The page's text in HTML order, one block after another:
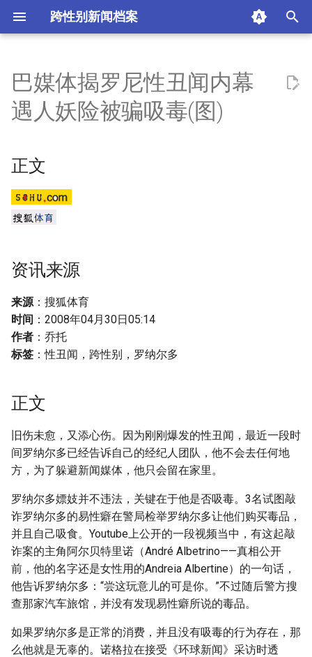
跨性别新闻档案
n
t
a
i
i
n
g
s
a
c
h
正文
正文
精彩图片
摘要与附加信息
附加信息 [Processed Page
Metadata]
巴媒体揭罗尼性丑闻内幕
遇人妖险被骗吸毒(图)
正文
资讯来源
来源：搜狐体育
时间 ：2008年04月30日05:14
作者 ：乔托
标签 ：性丑闻，跨性别，罗纳尔多
正文
旧伤未愈，又添心伤。因为刚刚爆发的性丑闻，最近一段时
间罗纳尔多已经告诉自己的经纪人团队，他不会去任何地
方，为了躲避新闻媒体，他只会留在家里。
罗纳尔多嫖妓并不违法，关键在于他是否吸毒。3名试图敲
诈罗纳尔多的易性癖在警局检举罗纳尔多让他们购买毒品，
并且自己吸食。Youtube上公开的一段视频当中，有这起敲
诈案的主角阿尔贝特里诺（André Albetrino——真相公开
前，他的名字还是女性用的Andreia Albertine）的一句话，
他告诉罗纳尔多：“尝这玩意儿的可是你。”不过随后警方搜
查那家汽车旅馆，并没有发现易性癖所说的毒品。
如果罗纳尔多是正常的消费，并且没有吸毒的行为存在，那
么他就是无辜的。诺格拉在接受《环球新闻》采访时透